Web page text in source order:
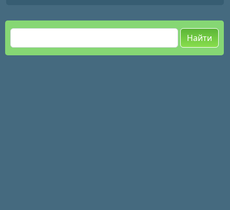
Найти